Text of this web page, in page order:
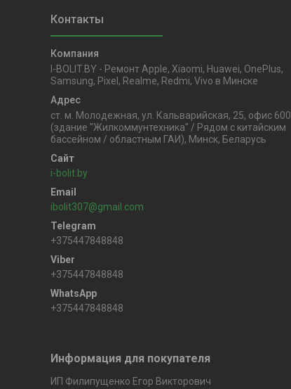
I-BOLIT.BY - Ремонт Apple, Xiaomi, Huawei, OnePlus,
Samsung, Pixel, Realme, Redmi, Vivo в Минске
ст. м. Молодежная, ул. Кальварийская, 25, офис 600
(здание "Жилкоммунтехника" / Рядом с китайским
бассейном / областным ГАИ), Минск, Беларусь
i-bolit.by
ibolit307@gmail.com
+375447848848
+375447848848
+375447848848
Информация для покупателя
ИП Филипущенко Егор Викторович